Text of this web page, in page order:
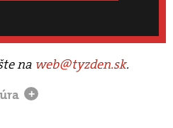
na web@tyzden.sk.
+